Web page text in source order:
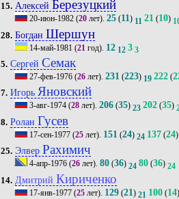
15. Алексей Березуцкий
20-июн-1982(20лет). 25(11) 11 21(10)
28. Богдан Шершун
14-май-1981 (21 год). 12 12 3 3
5. Сергей Семак
27-фев-1976(26лет). 231(223) 19 222(
7. Игорь Яновский
3-авг-1974(28лет). 206(35) 23 202(35)
8. Ролан Гусев
17-сен-1977(25лет). 151 (24) 24 137(24)
25. Элвер Рахимич
4-апр-1976(26лет). 80(36) 24 80(36) 24
14. Дмитрий Кириченко
17-янв-1977(25лет). 129(21) 21 100(14)